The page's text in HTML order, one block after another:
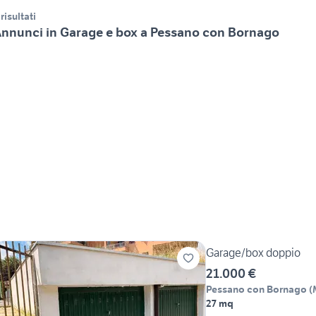
in Garage e box a Pessano con Bornago
Garage/box doppio
21.000 €
Pessano con Bornago (
27 mq